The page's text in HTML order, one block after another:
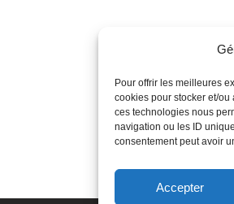
Pour offrir les meilleures
cookies pour stocker et/
ces technologies nous
navigation ou les ID
consentement peut avoir
Accepter